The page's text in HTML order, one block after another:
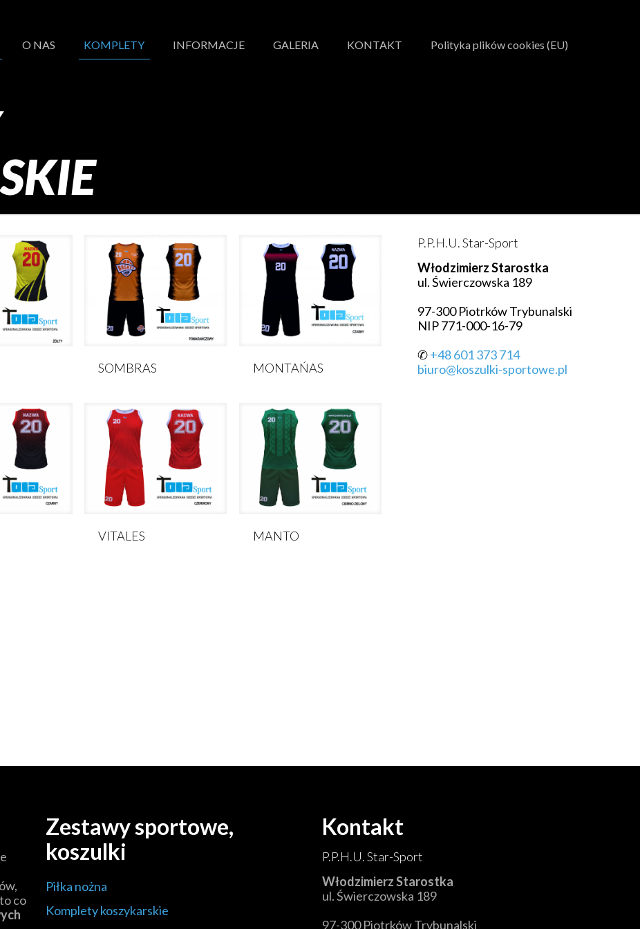
O NAS KOMPLETY INFORMACJE GALERIA KONTAKT Polityka plików cookies (EU)
SOMBRAS MONTAŃAS
VITALES MANTO
P.P.H.U. Star-Sport
Włodzimierz Starostka
ul. Świerczowska 189
97-300 Piotrków Trybunalski
NIP 771-000-16-79
✆+48 601 373 714
biuro@koszulki-sportowe.pl
co
Zestawy sportowe,
koszulki
Piłka nożna
Komplety koszykarskie
Kontakt
P.P.H.U. Star-Sport
Włodzimierz Starostka
ul. Świerczowska 189
97-300 Piotrków Trybunalski